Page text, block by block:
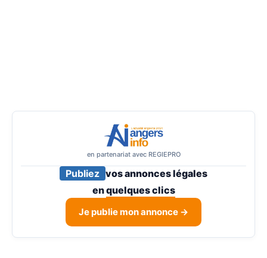
en partenariat avec REGIEPRO
Publiez vos annonces légales
enquelques clics
Je publie mon annonce →